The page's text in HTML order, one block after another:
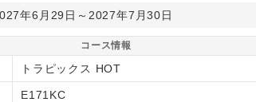
年6月29日～2027年7月30日
コース情報
トラピックス HOT
E171KC